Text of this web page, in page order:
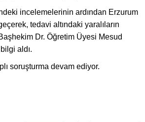
incelemelerinin ardından Erzurum
tedavi altındaki yaralıların
Dr. Öğretim Üyesi Mesud
aldı.
soruşturma devam ediyor.